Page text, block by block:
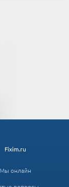
Fixim.ru
Мы онлайн